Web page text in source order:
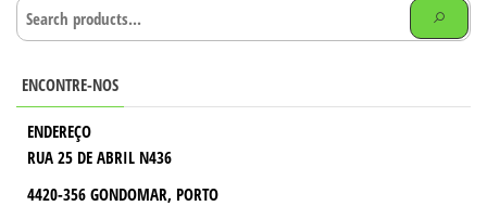
ENCONTRE-NOS
ENDEREÇO
RUA 25 DE ABRIL N436
4420-356 GONDOMAR, PORTO